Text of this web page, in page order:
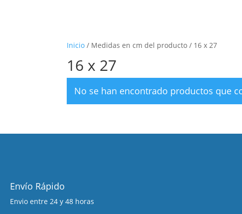
Inicio / Medidas en cm del producto / 16 x 27
16 x 27
No se han encontrado productos que
Envío Rápido
Envio entre 24 y 48 horas